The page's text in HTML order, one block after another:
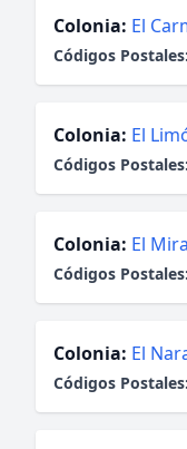
Colonia: El
Códigos Postales:
Colonia: El
Códigos Postales:
Colonia: El
Códigos Postales:
Colonia: El
Códigos Postales: